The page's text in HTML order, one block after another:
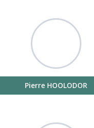
Pierre HOOLODOR